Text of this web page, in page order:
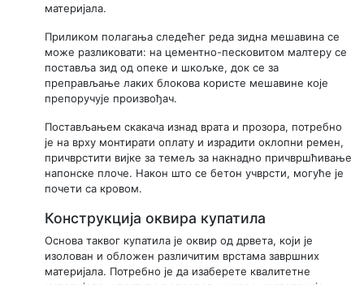
материјала.
Приликом полагања следећег реда зидна мешавина се
може разликовати: на цементно-песковитом малтеру се
поставља зид од опеке и шкољке, док се за
преправљање лаких блокова користе мешавине које
препоручује произвођач.
Постављањем скакача изнад врата и прозора, потребно
је на врху монтирати оплату и израдити оклопни ремен,
причврстити вијке за темељ за накнадно причвршћивање
напонске плоче. Након што се бетон учврсти, могуће је
почети са кровом.
Конструкција оквира купатила
Основа таквог купатила је оквир од дрвета, који је
изолован и обложен различитим врстама завршних
материјала. Потребно је да изаберете квалитетне